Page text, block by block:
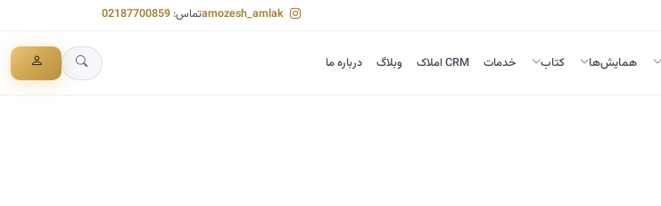
تماس: 02187700859
همایش‌ها کتاب خدمات CRM املاک وبلاگ درباره ما